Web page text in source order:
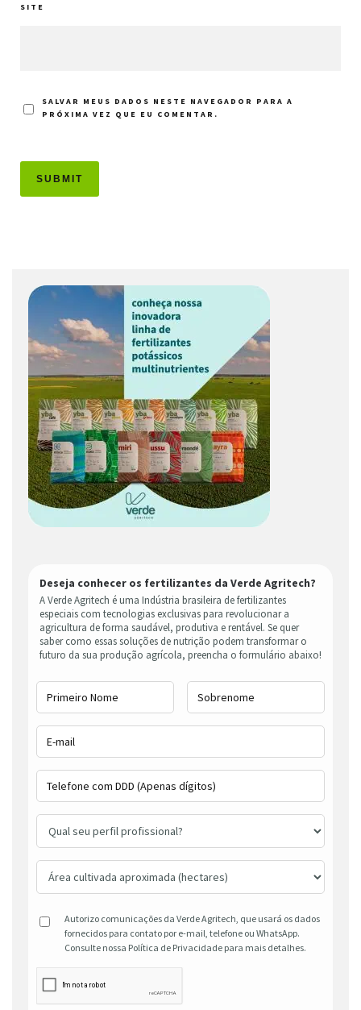
SITE
SALVAR MEUS DADOS NESTE NAVEGADOR PARA A
PRÓXIMA VEZ QUE EU COMENTAR.
Deseja conhecer os fertilizantes da Verde Agritech?
A Verde Agritech é uma Indústria brasileira de fertilizantes
especiais com tecnologias exclusivas para revolucionar a
agricultura de forma saudável, produtiva e rentável. Se quer
saber como essas soluções de nutrição podem transformar o
futuro da sua produção agrícola, preencha o formulário abaixo!
Autorizo comunicações da Verde Agritech, que usará os dados
fornecidos para contato por e-mail, telefone ou WhatsApp.
Consulte nossa Política de Privacidade para mais detalhes.